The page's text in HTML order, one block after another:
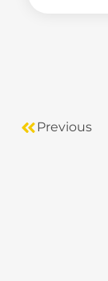
Previous